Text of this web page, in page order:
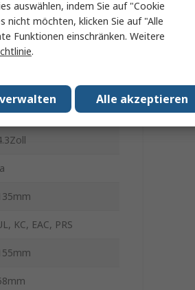
KC, EAC, PRS
auswählen, indem Sie auf "Cookie
nicht möchten, klicken Sie auf "Alle
Funktionen einschränken. Weitere
.
Alle akzeptieren